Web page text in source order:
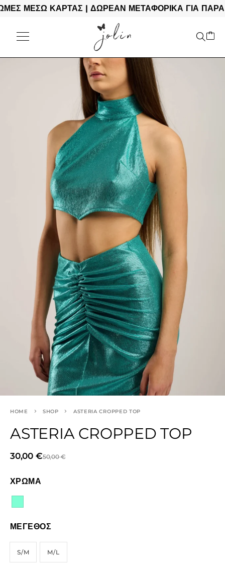
ΜΕΣΩ ΚΑΡΤΑΣ | ΔΩΡΕΑΝ ΜΕΤΑΦΟΡΙΚΑ ΓΙΑ
HOME SHOP ASTERIA CROPPED TOP
ASTERIA CROPPED TOP
50,00€
30,00 €
ΧΡΩΜΑ
ΜΕΓΕΘΟΣ
S/M M/L